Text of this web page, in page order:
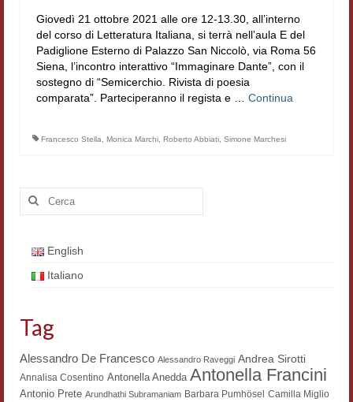
Semicerchio
Filologia digitale
Lexicon
Lo studium aretino del ‘200
DIGIMED
Eurasian Latin Archive
Rammses
Master INFOTEXT
Giovedì 21 ottobre 2021 alle ore 12-13.30, all’interno
del corso di Letteratura Italiana, si terrà nell’aula E del
Padiglione Esterno di Palazzo San Niccolò, via Roma 56
Siena, l’incontro interattivo “Immaginare Dante”, con il
sostegno di “Semicerchio. Rivista di poesia
comparata”. Parteciperanno il regista e … Continua
Francesco Stella Monica Marchi Roberto Abbiati Simone Marchesi
Cerca:
English
Italiano
Tag
Alessandro De Francesco Alessandro Raveggi Andrea Sirotti
Annalisa Cosentino Antonella Anedda Antonella Francini
Antonio Prete Arundhathi Subramaniam Barbara Pumhösel Camilla Miglio